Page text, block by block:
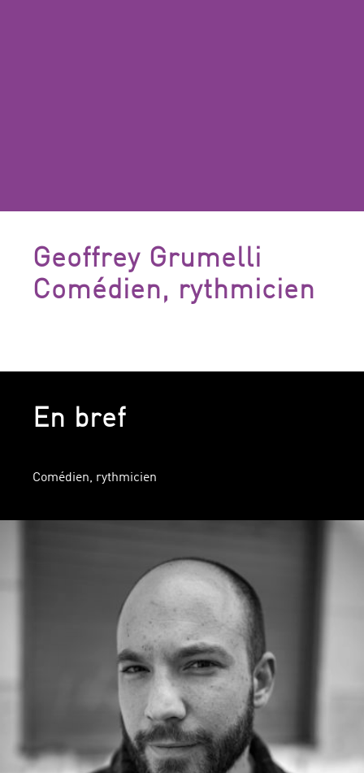
Geoffrey Grumelli
Comédien, rythmicien
En bref
Comédien, rythmicien